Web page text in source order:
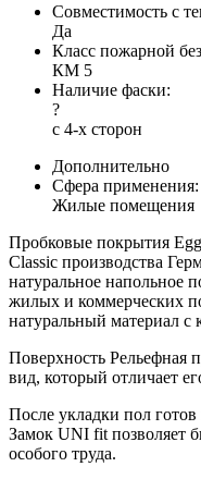
Совместимость с
Да
Класс пожарной
КМ 5
Наличие фаски:
?
с 4-х сторон
Дополнительно
Сфера применения:
Жилые помещения
Пробковые покрытия
Classic производства
натуральное напольное
жилых и коммерческих
натуральный материал
Поверхность Рельефная
вид, который отличает
После укладки пол
Замок UNI fit позволяет
особого труда.